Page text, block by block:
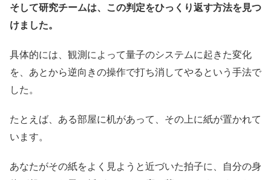
そして研究チームは、この判定をひっくり返す方法を見つ
けました。
具体的には、観測によって量子のシステムに起きた変化
を、あとから逆向きの操作で打ち消してやるという手法で
した。
たとえば、ある部屋に机があって、その上に紙が置かれて
います。
あなたがその紙をよく見ようと近づいた拍子に、自分の身